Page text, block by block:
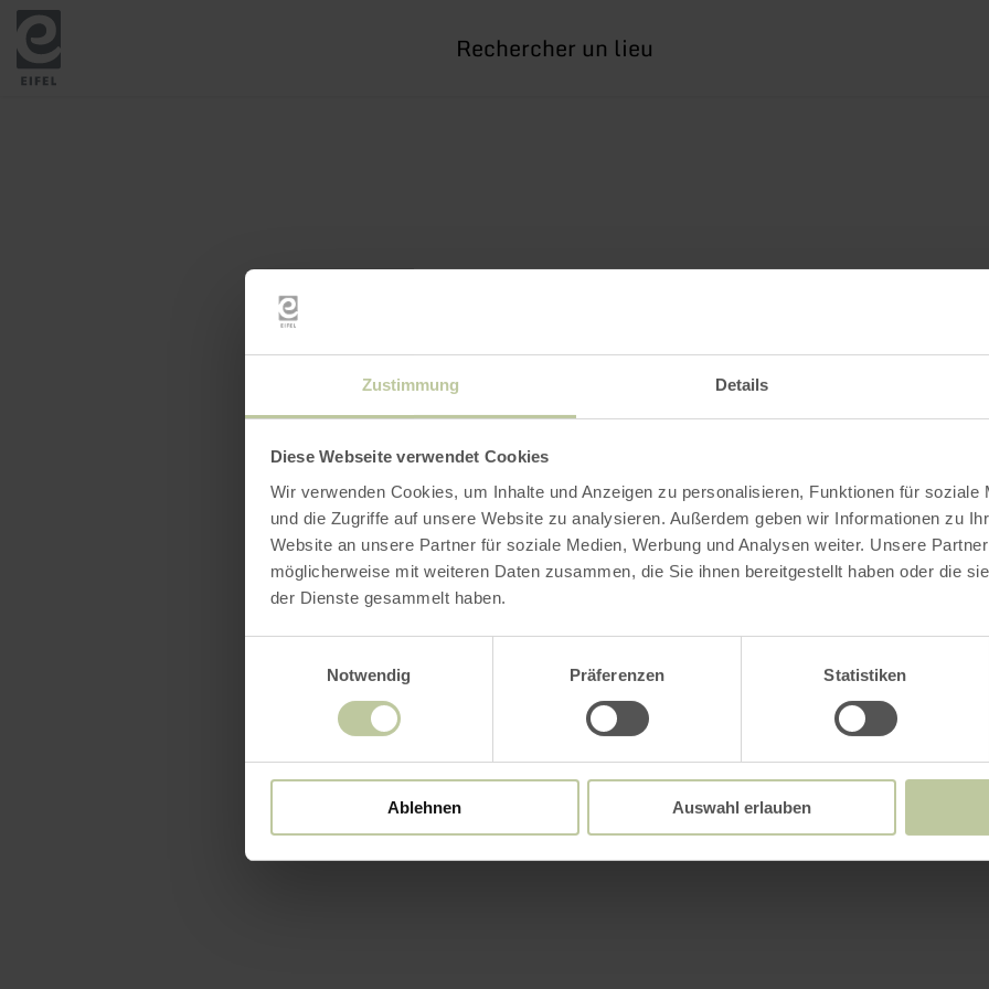
Zustimmung Details
Diese Webseite verwendet Cookies
Wir verwenden Cookies, um Inhalte und Anzeigen zu personalisieren, Funktionen für soziale
und die Zugriffe auf unsere Website zu analysieren. Außerdem geben wir Informationen zu
Website an unsere Partner für soziale Medien, Werbung und Analysen weiter. Unsere
möglicherweise mit weiteren Daten zusammen, die Sie ihnen bereitgestellt haben oder die
der Dienste gesammelt haben.
Notwendig
Präferenzen Statistiken
Ablehnen Auswahl erlauben
recherche